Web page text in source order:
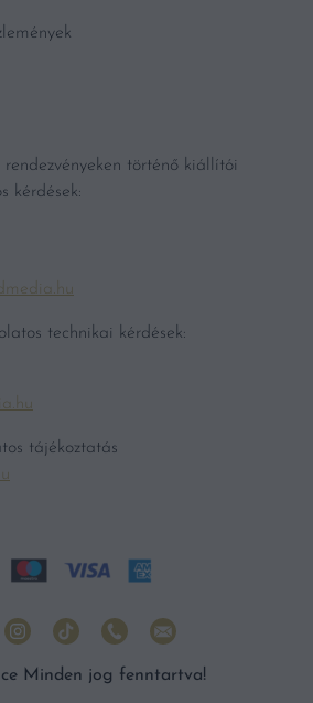
történő kiállítói
kérdések:
technikai kérdések:
tájékoztatás
Minden jog fenntartva!